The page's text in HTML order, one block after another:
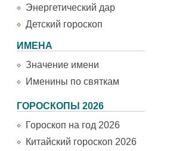
Энергетический дар
Детский гороскоп
ИМЕНА
Значение имени
Именины по святкам
ГОРОСКОПЫ 2026
Гороскоп на год 2026
Китайский гороскоп 2026